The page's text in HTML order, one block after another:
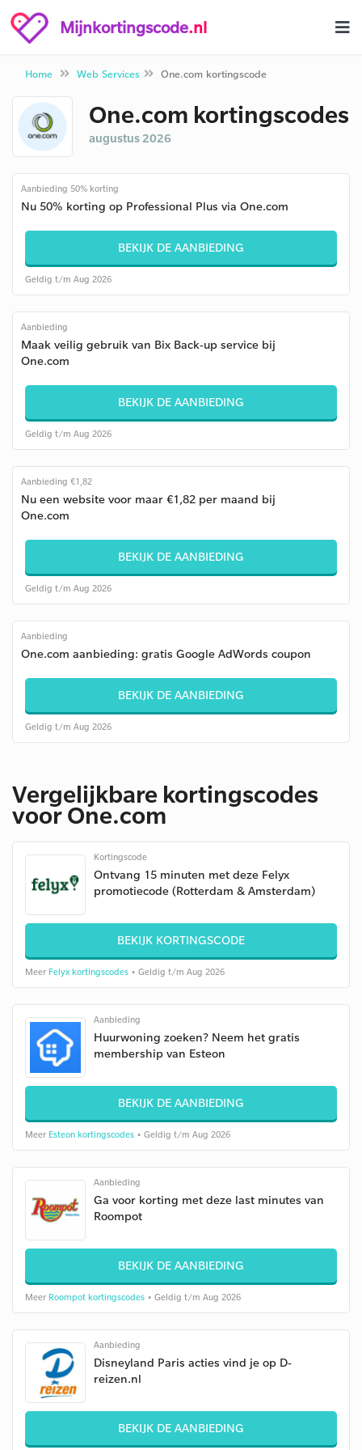
Mijnkortingscode.nl
Home Web Services One.com kortingscode
One.com kortingscodes
augustus 2026
Aanbieding 50% korting
Nu 50% korting op Professional Plus via One.com
BEKIJK DE AANBIEDING
Geldig t/m Aug 2026
Aanbieding
Maak veilig gebruik van Bix Back-up service bij
One.com
BEKIJK DE AANBIEDING
Geldig t/m Aug 2026
Aanbieding €1,82
Nu een website voor maar €1,82 per maand bij
One.com
BEKIJK DE AANBIEDING
Geldig t/m Aug 2026
Aanbieding
One.com aanbieding: gratis Google AdWords coupon
BEKIJK DE AANBIEDING
Geldig t/m Aug 2026
Vergelijkbare kortingscodes
voor One.com
Kortingscode
Ontvang 15 minuten met deze Felyx
promotiecode (Rotterdam & Amsterdam)
BEKIJK KORTINGSCODE
Meer Felyx kortingscodes • Geldig t/m Aug 2026
Aanbieding
Huurwoning zoeken? Neem het gratis
membership van Esteon
BEKIJK DE AANBIEDING
Meer Esteon kortingscodes • Geldig t/m Aug 2026
Aanbieding
Ga voor korting met deze last minutes van
Roompot
BEKIJK DE AANBIEDING
Meer Roompot kortingscodes • Geldig t/m Aug 2026
Aanbieding
Disneyland Paris acties vind je op D-
reizen.nl
BEKIJK DE AANBIEDING